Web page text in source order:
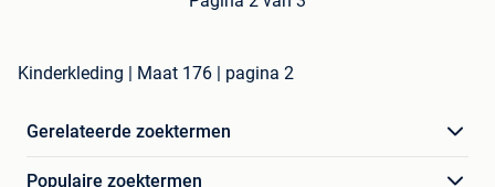
Kinderkleding | Maat 176 | pagina 2
Gerelateerde zoektermen
Populaire zoektermen